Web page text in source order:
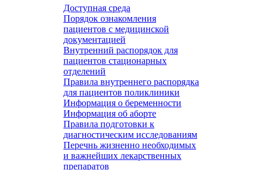
Доступная среда
Порядок ознакомления
пациентов с медицинской
документацией
Внутренний распорядок для
пациентов стационарных
отделений
Правила внутреннего распорядка
для пациентов поликлиники
Информация о беременности
Информация об аборте
Правила подготовки к
диагностическим исследованиям
Перечнь жизненно необходимых
и важнейших лекарственных
препаратов